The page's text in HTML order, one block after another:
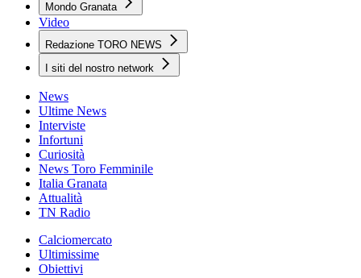
Mondo Granata
Video
Redazione TORO NEWS
I siti del nostro network
News
Ultime News
Interviste
Infortuni
Curiosità
News Toro Femminile
Italia Granata
Attualità
TN Radio
Calciomercato
Ultimissime
Obiettivi